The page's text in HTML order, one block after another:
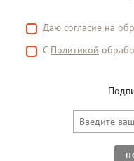
Даю согласие на
С Политикой